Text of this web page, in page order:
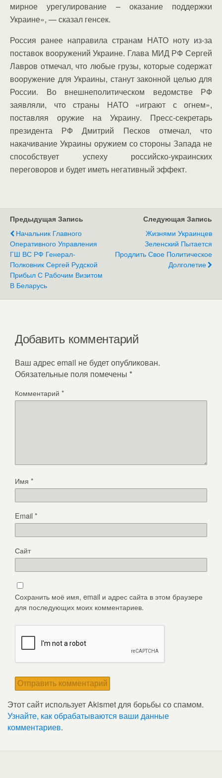
мирное урегулирование – оказание поддержки
Украине», — сказал генсек.
Россия ранее направила странам НАТО ноту из-за
поставок вооружений Украине. Глава МИД РФ Сергей
Лавров отмечал, что любые грузы, которые содержат
вооружение для Украины, станут законной целью для
России. Во внешнеполитическом ведомстве РФ
заявляли, что страны НАТО «играют с огнем»,
поставляя оружие на Украину. Пресс-секретарь
президента РФ Дмитрий Песков отмечал, что
накачивание Украины оружием со стороны Запада не
способствует успеху российско-украинских
переговоров и будет иметь негативный эффект.
Предыдущая Запись
Начальник Главного
Оперативного Управления
ГШ ВС РФ Генерал-
Полковник Сергей Рудской
Прибыл С Рабочим Визитом
В Беларусь
Следующая Запись
Жизнями Украинцев
Зеленский Пытается
Продлить Свое Политическое
Долголетие
Добавить комментарий
Ваш адрес email не будет опубликован.
Обязательные поля помечены *
Комментарий *
Имя *
Email*
Сайт
Сохранить моё имя, email и адрес сайта в этом браузере
для последующих моих комментариев.
Этот сайт использует Akismet для борьбы со спамом.
Узнайте, как обрабатываются ваши данные
комментариев.